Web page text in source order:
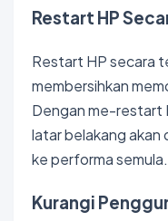
Restart HP
Restart HP secara
membersihkan
Dengan me-restart
latar belakang akan
ke performa semula.
Kurangi